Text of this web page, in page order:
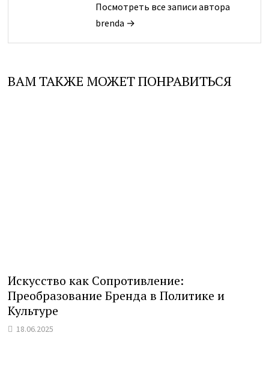
Посмотреть все записи автора
brenda →
ВАМ ТАКЖЕ МОЖЕТ ПОНРАВИТЬСЯ
Искусство как Сопротивление:
Преобразование Бренда в Политике и
Культуре
18.06.2025